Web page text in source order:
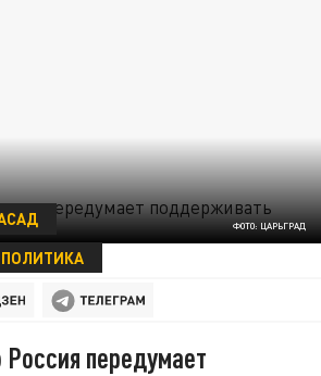
ФОТО: ЦАРЬГРАД
передумает